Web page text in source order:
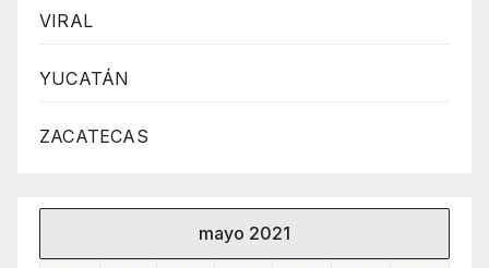
VIRAL
YUCATÁN
ZACATECAS
mayo 2021